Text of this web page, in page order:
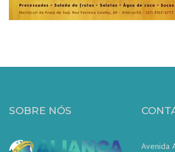
SOBRE NÓS
Avenida